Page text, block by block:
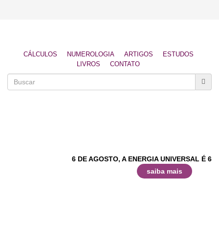
CÁLCULOS NUMEROLOGIA ARTIGOS
ESTUDOS
LIVROS
CONTATO
6 DE AGOSTO, A ENERGIA UNIVERSAL É 6
saiba mais